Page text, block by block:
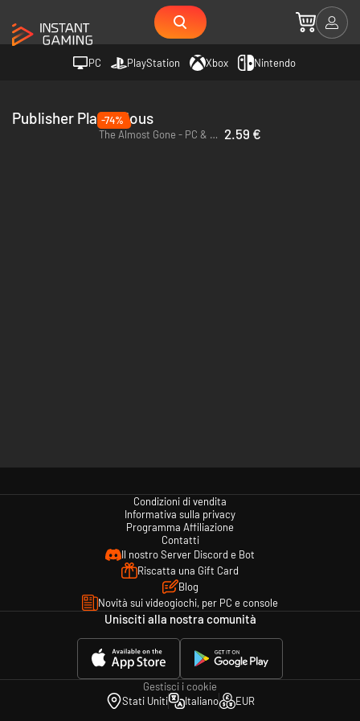
PC PlayStation Xbox Nintendo
Publisher Playdigious
-74%
The Almost Gone - PC & Mac (Steam)
2.59 €
Condizioni di vendita
Informativa sulla privacy
Programma Affiliazione
Contatti
Il nostro Server Discord e Bot
Riscatta una Gift Card
Blog
Novità sui videogiochi, per PC e console
Unisciti alla nostra comunità
Gestisci i cookie
Stati Uniti
Italiano EUR